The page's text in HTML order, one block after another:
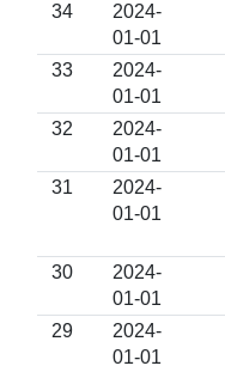
34
2024-
01-01
33
2024-
01-01
32
2024-
01-01
31
2024-
01-01
30
2024-
01-01
29
2024-
01-01